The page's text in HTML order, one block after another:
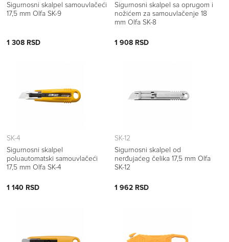
Sigurnosni skalpel samouvlačeći
17,5 mm Olfa SK-9
1 308 RSD
Sigurnosni skalpel sa oprugom i
nožićem za samouvlačenje 18
mm Olfa SK-8
1 908 RSD
SK-4
Sigurnosni skalpel
poluautomatski samouvlačeći
17,5 mm Olfa SK-4
1 140 RSD
SK-12
Sigurnosni skalpel od
nerđujaćeg čelika 17,5 mm Olfa
SK-12
1 962 RSD